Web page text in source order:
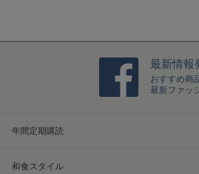
最新情報
おすすめ商
最新ファッ
年間定期購読
和食スタイル